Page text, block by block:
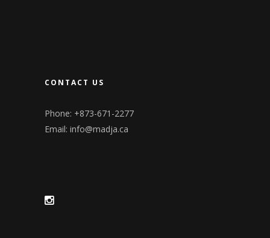
CONTACT US
Phone: +873-671-2277
Email: info@madja.ca